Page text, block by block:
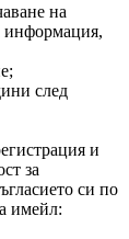
на
информация,
след
и
за
си по
имейл: